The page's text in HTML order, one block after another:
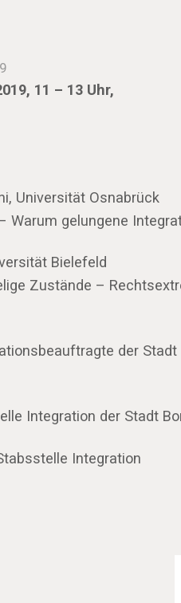
11 – 13 Uhr,
Universität Osnabrück
Warum gelungene
Bielefeld
Zustände –
der Stadt
Integration der Stadt
Integration